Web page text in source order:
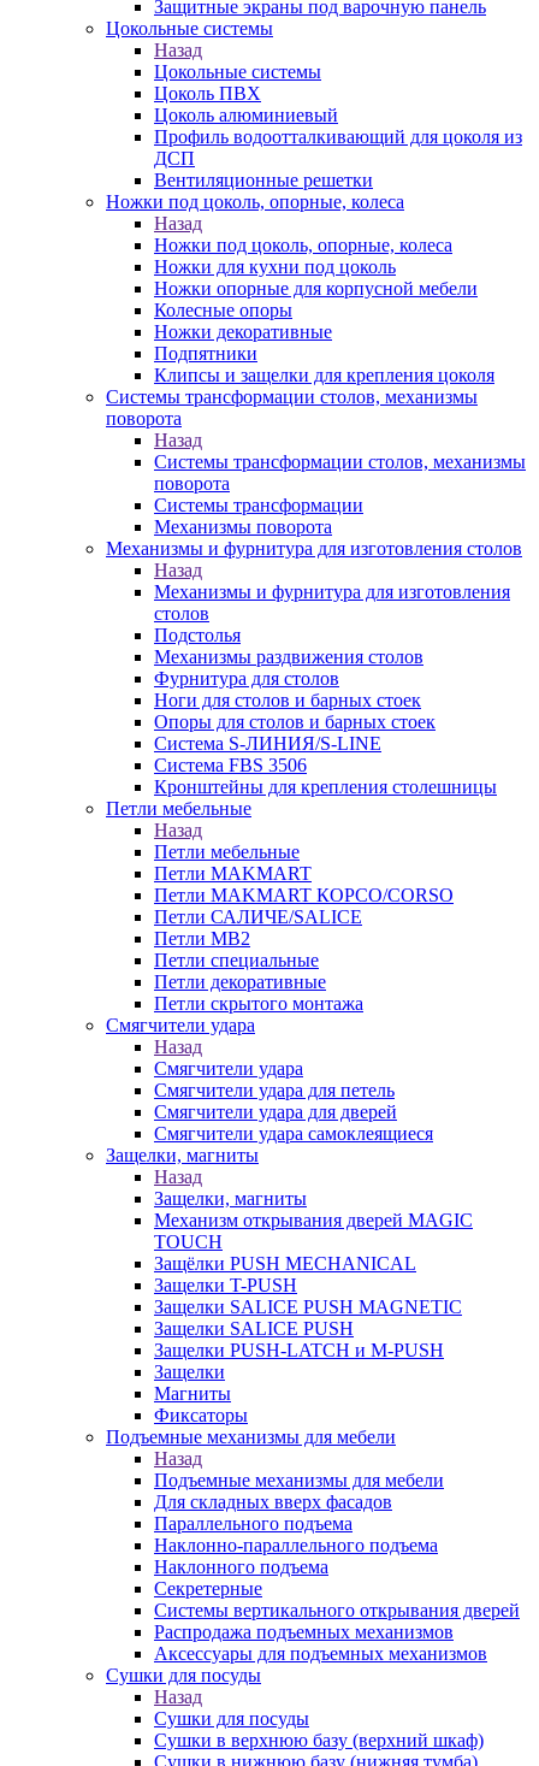
Защитные экраны под варочную панель
Цокольные системы
Назад
Цокольные системы
Цоколь ПВХ
Цоколь алюминиевый
Профиль водоотталкивающий для цоколя из
ДСП
Вентиляционные решетки
Ножки под цоколь, опорные, колеса
Назад
Ножки под цоколь, опорные, колеса
Ножки для кухни под цоколь
Ножки опорные для корпусной мебели
Колесные опоры
Ножки декоративные
Подпятники
Клипсы и защелки для крепления цоколя
Системы трансформации столов, механизмы
поворота
Назад
Системы трансформации столов, механизмы
поворота
Системы трансформации
Механизмы поворота
Механизмы и фурнитура для изготовления столов
Назад
Механизмы и фурнитура для изготовления
столов
Подстолья
Механизмы раздвижения столов
Фурнитура для столов
Ноги для столов и барных стоек
Опоры для столов и барных стоек
Система S-ЛИНИЯ/S-LINE
Система FBS 3506
Кронштейны для крепления столешницы
Петли мебельные
Назад
Петли мебельные
Петли MAKMART
Петли MAKMART КОРСО/CORSO
Петли САЛИЧЕ/SALICE
Петли MB2
Петли специальные
Петли декоративные
Петли скрытого монтажа
Смягчители удара
Назад
Смягчители удара
Смягчители удара для петель
Смягчители удара для дверей
Cмягчители удара самоклеящиеся
Защелки, магниты
Назад
Защелки, магниты
Механизм открывания дверей MAGIC
TOUCH
Защёлки PUSH MECHANICAL
Защелки T-PUSH
Защелки SALICE PUSH MAGNETIC
Защелки SALICE PUSH
Защелки PUSH-LATCH и M-PUSH
Защелки
Магниты
Фиксаторы
Подъемные механизмы для мебели
Назад
Подъемные механизмы для мебели
Для складных вверх фасадов
Параллельного подъема
Наклонно-параллельного подъема
Наклонного подъема
Секретерные
Системы вертикального открывания дверей
Распродажа подъемных механизмов
Аксессуары для подъемных механизмов
Сушки для посуды
Назад
Сушки для посуды
Сушки в верхнюю базу (верхний шкаф)
Сушки в нижнюю базу (нижняя тумба)